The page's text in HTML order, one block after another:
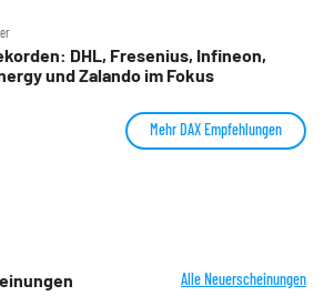
DHL, Fresenius, Infineon,
und Zalando im Fokus
Mehr DAX Empfehlungen
Alle Neuerscheinungen